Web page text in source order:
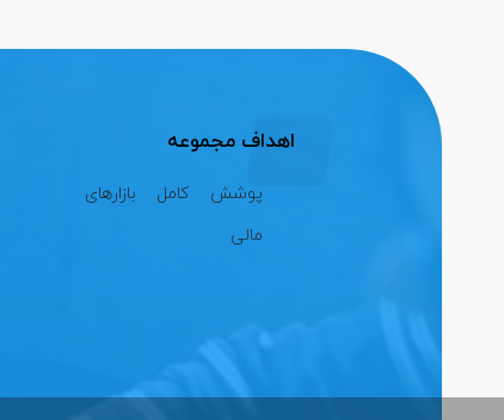
اهداف مجموعه
پوشش کامل بازارهای
مالی